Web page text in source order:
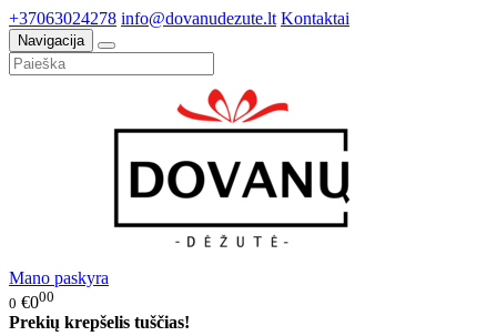
+37063024278 info@dovanudezute.lt Kontaktai
Navigacija
Mano paskyra
0 €000
Prekių krepšelis tuščias!